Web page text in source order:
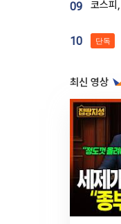
09
10 단독
최신 영상